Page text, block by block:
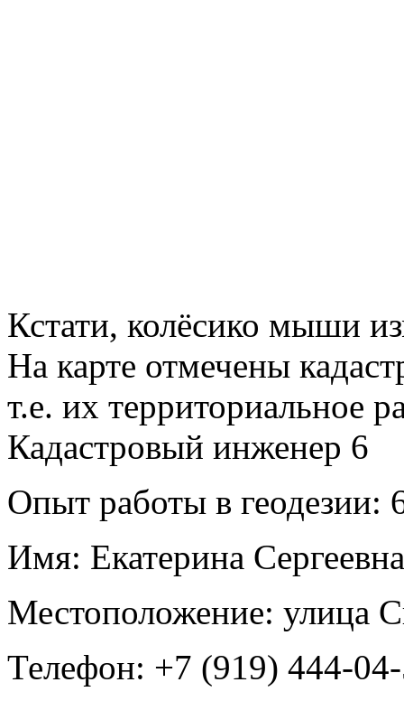
Кстати, колёсико мыши
На карте отмечены
т.е. их территориальное
Кадастровый инженер 6
Опыт работы в геодезии:
Имя: Екатерина
Местоположение: улица
Телефон: +7 (919) 444-